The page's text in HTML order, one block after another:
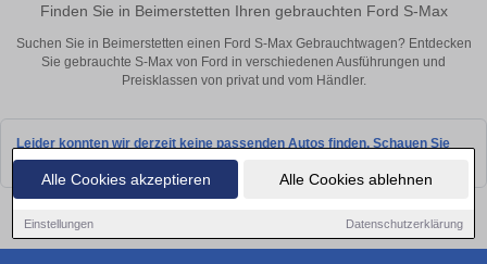
Alle Cookies akzeptieren Alle Cookies ablehnen
Einstellungen Datenschutzerklärung
Finden Sie in Beimerstetten Ihren gebrauchten Ford S-Max
Suchen Sie in Beimerstetten einen Ford S-Max Gebrauchtwagen? Entdecken
Sie gebrauchte S-Max von Ford in verschiedenen Ausführungen und
Preisklassen von privat und vom Händler.
Leider konnten wir derzeit keine passenden Autos finden. Schauen Sie
bald wieder vorbei!